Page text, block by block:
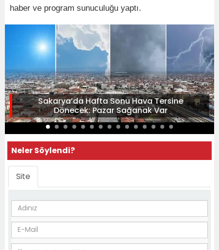
haber ve program sunuculuğu yaptı.
Sakarya’da Hafta Sonu Hava Tersine
Dönecek: Pazar Sağanak Var
Neler Söylendi?
Site